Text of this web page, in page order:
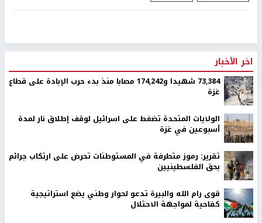
اخر الأخبار
73,384 شهيدا و174,242 مصابا منذ بدء حرب الإبادة على قطاع
غزة
الولايات المتحدة تضغط على اسرائيل لوقف إطلاق نار لمدة
أسبوعين في غزة
تقرير: رموز متطرفة في المستوطنات تحرض على ارتكاب جرائم
بحق الفلسطينيين
قوى رام الله والبيرة تدعو لحوار وطني يضع استراتيجية
كفاحية لمواجهة الاحتلال